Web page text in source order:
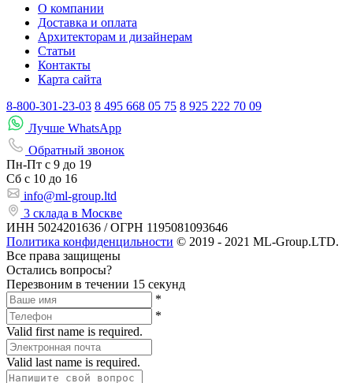
О компании
Доставка и оплата
Архитекторам и дизайнерам
Статьи
Контакты
Карта сайта
8-800-301-23-03 8 495 668 05 75 8 925 222 70 09
Лучше WhatsApp
Обратный звонок
Пн-Пт с 9 до 19
Сб с 10 до 16
info@ml-group.ltd
3 склада в Москве
ИНН 5024201636 / ОГРН 1195081093646
Политика конфиденцильности © 2019 - 2021 ML-Group.LTD.
Все права защищены
Остались вопросы?
Перезвоним в течении 15 секунд
*
*
Valid first name is required.
Valid last name is required.